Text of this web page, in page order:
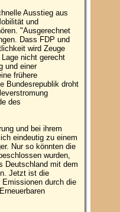
Ausstieg aus
und
"Ausgerechnet
Dass FDP und
wird Zeuge
nicht gerecht
und einer
frühere
Bundesrepublik droht
des
und bei ihrem
eindeutig zu einem
Nur so könnten die
wurden,
Deutschland mit dem
Jetzt ist die
durch die